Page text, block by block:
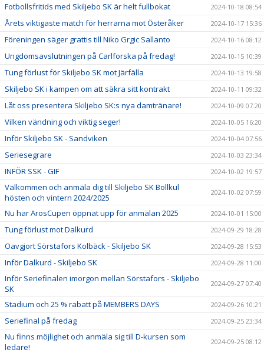
Fotbollsfritids med Skiljebo SK är helt fullbokat 2024-10-18 08:54
Årets viktigaste match för herrarna mot Österåker 2024-10-17 15:36
Föreningen säger grattis till Niko Grgic Sallanto 2024-10-16 08:12
Ungdomsavslutningen på Carlforska på fredag! 2024-10-15 10:39
Tung förlust för Skiljebo SK mot Järfälla 2024-10-13 19:58
Skiljebo SK i kampen om att säkra sitt kontrakt 2024-10-11 09:32
Låt oss presentera Skiljebo SK:s nya damtränare! 2024-10-09 07:20
Vilken vändning och viktig seger! 2024-10-05 16:20
Inför Skiljebo SK - Sandviken 2024-10-04 07:56
Seriesegrare 2024-10-03 23:34
INFÖR SSK - GIF 2024-10-02 19:57
Välkommen och anmäla dig till Skiljebo SK Bollkul
hösten och vintern 2024/2025
2024-10-02 07:59
Nu har ArosCupen öppnat upp för anmälan 2025 2024-10-01 15:00
Tung förlust mot Dalkurd 2024-09-29 18:28
Oavgjort Sörstafors Kolbäck - Skiljebo SK 2024-09-28 15:53
Inför Dalkurd - Skiljebo SK 2024-09-28 11:00
Inför Seriefinalen imorgon mellan Sörstafors - Skiljebo
SK
2024-09-27 07:40
Stadium och 25 % rabatt på MEMBERS DAYS 2024-09-26 10:21
Seriefinal på fredag 2024-09-25 23:34
Nu finns möjlighet och anmäla sig till D-kursen som
ledare!
2024-09-25 08:12